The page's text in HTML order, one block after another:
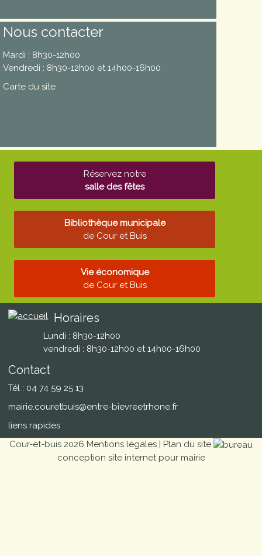
Nous contacter
Mardi : 8h30-12h00
Vendredi : 8h30-12h00 et 14h00-16h00
Carte du site
Réservez notre
salle des fêtes
Bibliothèque municipale
de Cour et Buis
Vie économique
de Cour et Buis
Horaires
Lundi : 8h30-12h00
vendredi : 8h30-12h00 et 14h00-16h00
Contact
Tél : 04 74 59 25 13
mairie.couretbuis@entre-bievreetrhone.fr
liens rapides
Cour-et-buis 2026 Mentions légales | Plan du site
conception site internet pour mairie